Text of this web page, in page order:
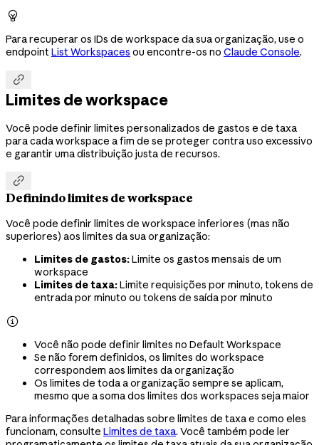

Para recuperar os IDs de workspace da sua organização, use o
endpointList Workspaces ou encontre-os no Claude Console.

Limites de workspace
Você pode definir limites personalizados de gastos e de taxa
para cada workspace a fim de se proteger contra uso excessivo
e garantir uma distribuição justa de recursos.

Definindo limites de workspace
Você pode definir limites de workspace inferiores (mas não
superiores) aos limites da sua organização:
Limites de gastos:Limite os gastos mensais de um
workspace
Limites de taxa:Limite requisições por minuto, tokens de
entrada por minuto ou tokens de saída por minuto

Você não pode definir limites no Default Workspace
Se não forem definidos, os limites do workspace
correspondem aos limites da organização
Os limites de toda a organização sempre se aplicam,
mesmo que a soma dos limites dos workspaces seja maior
Para informações detalhadas sobre limites de taxa e como eles
funcionam, consulte Limites de taxa. Você também pode ler